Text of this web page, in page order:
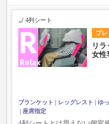
プレ
4列シート
リラ
女性
ブランケット レッグレスト ゆ
座席指定